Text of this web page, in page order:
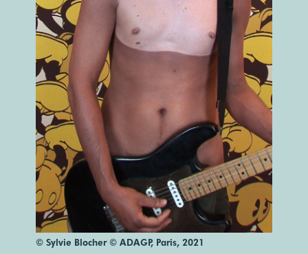
© Sylvie Blocher © ADAGP, Paris, 2021